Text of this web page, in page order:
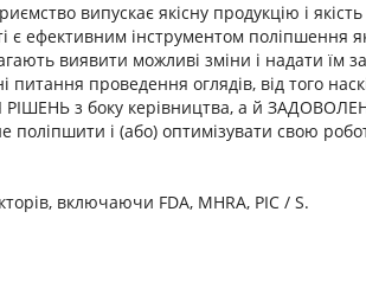
випускає якісну продукцію і
ефективним інструментом поліпшення
виявити можливі зміни і надати їм
питання проведення оглядів, від того
з боку керівництва, а й
поліпшити і (або) оптимізувати свою
включаючи FDA, MHRA, PIC / S.